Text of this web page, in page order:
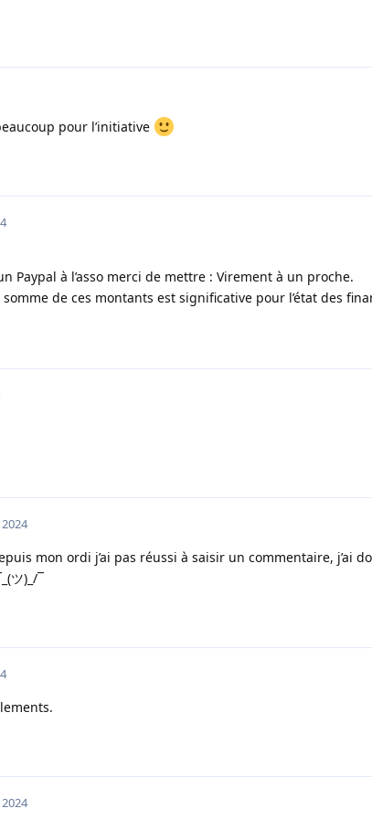
pour l’initiative
Paypal à l’asso merci de mettre : Virement à un proche.
de ces montants est significative pour l’état des
mon ordi j’ai pas réussi à saisir un commentaire, j’ai
ツ)_/¯